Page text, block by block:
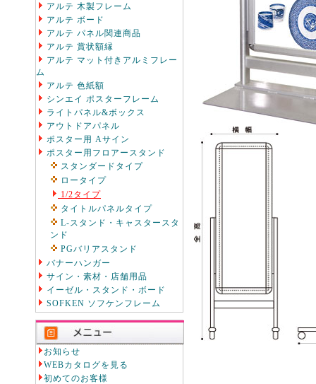
アルテ 木製フレーム
アルテ ボード
アルテ パネル関連商品
アルテ 賞状額縁
アルテ マット付きアルミフレー
ム
アルテ 色紙額
シンエイ ポスターフレーム
ライトパネル&ボックス
アウトドアパネル
ポスター用 Aサイン
ポスター用フロアースタンド
スタンダードタイプ
ロータイプ
1/2タイプ
タイトルパネルタイプ
L-スタンド・キャスタースタ
ンド
PGバリアスタンド
バナーハンガー
サイン・素材・店舗用品
イーゼル・スタンド・ボード
SOFKEN ソフケンフレーム
お知らせ
WEBカタログを見る
初めてのお客様